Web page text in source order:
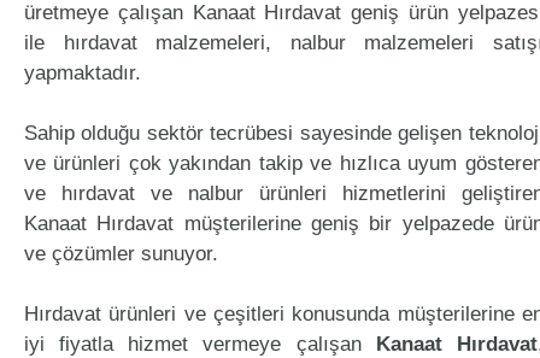
üretmeye çalışan Kanaat Hırdavat geniş ürün
ile hırdavat malzemeleri, nalbur malzemeleri
yapmaktadır.
Sahip olduğu sektör tecrübesi sayesinde gelişen
ve ürünleri çok yakından takip ve hızlıca uyum
ve hırdavat ve nalbur ürünleri hizmetlerini
Kanaat Hırdavat müşterilerine geniş bir yelpazede
ve çözümler sunuyor.
Hırdavat ürünleri ve çeşitleri konusunda müşterilerine
iyi fiyatla hizmet vermeye çalışan Kanaat Hırdavat